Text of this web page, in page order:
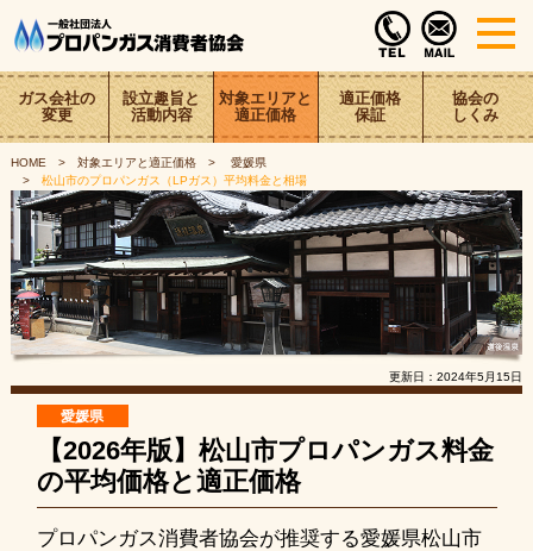
ガス会社の
変更
設立趣旨と
活動内容
対象エリアと
適正価格
適正価格
保証
協会の
しくみ
HOME 対象エリアと適正価格
愛媛県
松山市のプロパンガス（LPガス）平均料金と相場
更新日： 2024年5月15日
愛媛県
【2026年版】松山市プロパンガス料金
の平均価格と適正価格
プロパンガス消費者協会が推奨する愛媛県松山市